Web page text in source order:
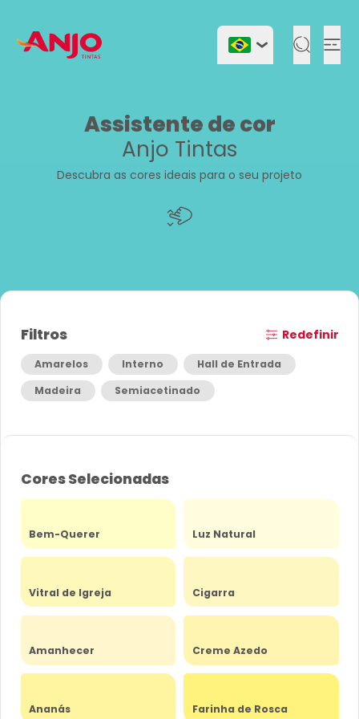
Assistente de cor
Anjo Tintas
Descubra as cores ideais para o seu projeto
Filtros Redefinir
Amarelos Interno
Hall de Entrada
Madeira
Semiacetinado
Cores Selecionadas
Bem-Querer Luz Natural
Vitral de Igreja Cigarra
Amanhecer Creme Azedo
Ananás Farinha de Rosca